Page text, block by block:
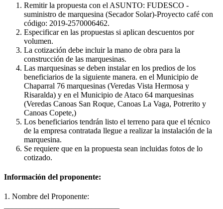
Remitir la propuesta con el ASUNTO: FUDESCO -
suministro de marquesina (Secador Solar)-Proyecto café con
código: 2019-2570006462.
Especificar en las propuestas si aplican descuentos por
volumen.
La cotización debe incluir la mano de obra para la
construcción de las marquesinas.
Las marquesinas se deben instalar en los predios de los
beneficiarios de la siguiente manera. en el Municipio de
Chaparral 76 marquesinas (Veredas Vista Hermosa y
Risaralda) y en el Municipio de Ataco 64 marquesinas
(Veredas Canoas San Roque, Canoas La Vaga, Potrerito y
Canoas Copete,)
Los beneficiarios tendrán listo el terreno para que el técnico
de la empresa contratada llegue a realizar la instalación de la
marquesina.
Se requiere que en la propuesta sean incluidas fotos de lo
cotizado.
Información del proponente:
1. Nombre del Proponente: